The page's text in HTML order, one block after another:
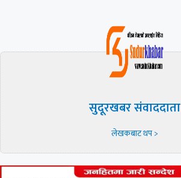
सुदूरखबर संवाददाता
लेखकबाट थप >